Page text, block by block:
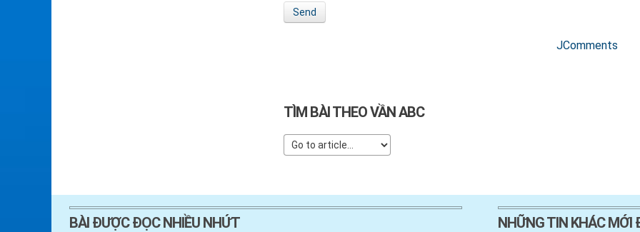
Send
JComments
TÌM BÀI THEO VẦN ABC
BÀI ĐƯỢC ĐỌC NHIỀU NHỨT NHỮNG TIN KHÁC MỚI